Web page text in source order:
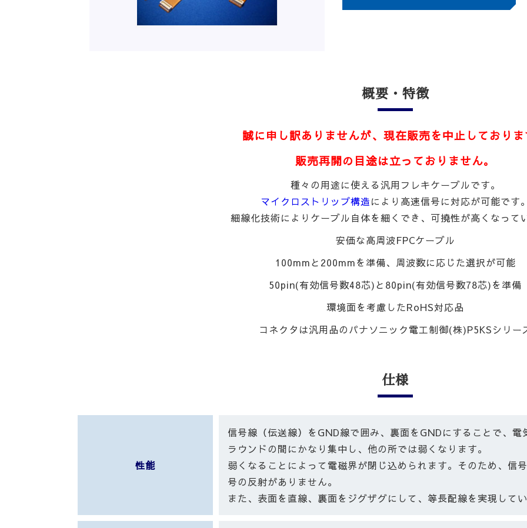
概要・特徴
誠に申し訳ありませんが、現在販売を中止しておりま
販売再開の目途は立っておりません。
種々の用途に使える汎用フレキケーブルです。
マイクロストリップ構造により高速信号に対応が可能です。
細線化技術によりケーブル自体を細くでき、可撓性が高くなって
安価な高周波FPCケーブル
100mmと200mmを準備、周波数に応じた選択が可能
50pin(有効信号数48芯)と80pin(有効信号数78芯)を準備
環境面を考慮したRoHS対応品
コネクタは汎用品のパナソニック電工制御(株)P5KSシリー
仕様
性能
信号線（伝送線）をGND線で囲み、裏面をGNDにすることで、
ラウンドの間にかなり集中し、他の所では弱くなります。
弱くなることによって電磁界が閉じ込められます。そのため、信
号の反射がありません。
また、表面を直線、裏面をジグザグにして、等長配線を実現してい